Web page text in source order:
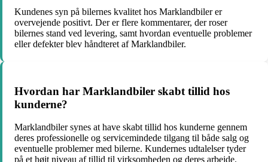
Kundenes syn på bilernes kvalitet hos Marklandbiler er
overvejende positivt. Der er flere kommentarer, der roser
bilernes stand ved levering, samt hvordan eventuelle problemer
eller defekter blev håndteret af Marklandbiler.
Hvordan har Marklandbiler skabt tillid hos
kunderne?
Marklandbiler synes at have skabt tillid hos kunderne gennem
deres professionelle og servicemindede tilgang til både salg og
eventuelle problemer med bilerne. Kundernes udtalelser tyder
på et højt niveau af tillid til virksomheden og deres arbejde.